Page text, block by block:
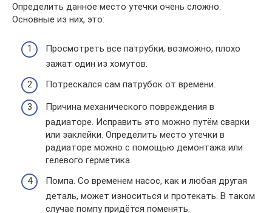
Определить данное место утечки очень сложно.
Основные из них, это:
Просмотреть все патрубки, возможно, плохо
зажат один из хомутов.
Потрескался сам патрубок от времени.
Причина механического повреждения в
радиаторе. Исправить это можно путём сварки
или заклейки. Определить место утечки в
радиаторе можно с помощью демонтажа или
гелевого герметика.
Помпа. Со временем насос, как и любая другая
деталь, может износиться и протекать. В таком
случае помпу придётся поменять.